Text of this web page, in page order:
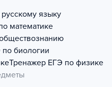
языку
математике
биологии
Тренажер ЕГЭ по физике